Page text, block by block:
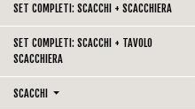
SET COMPLETI: SCACCHI + SCACCHIERA
SET COMPLETI: SCACCHI + TAVOLO
SCACCHIERA
SCACCHI